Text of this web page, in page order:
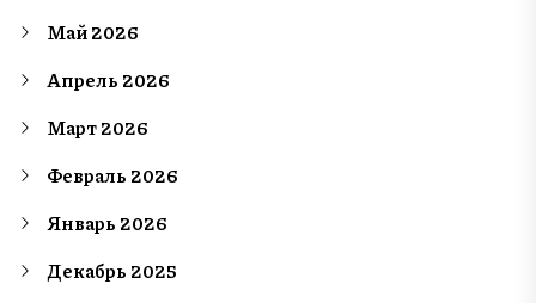
Май 2026
Апрель 2026
Март 2026
Февраль 2026
Январь 2026
Декабрь 2025